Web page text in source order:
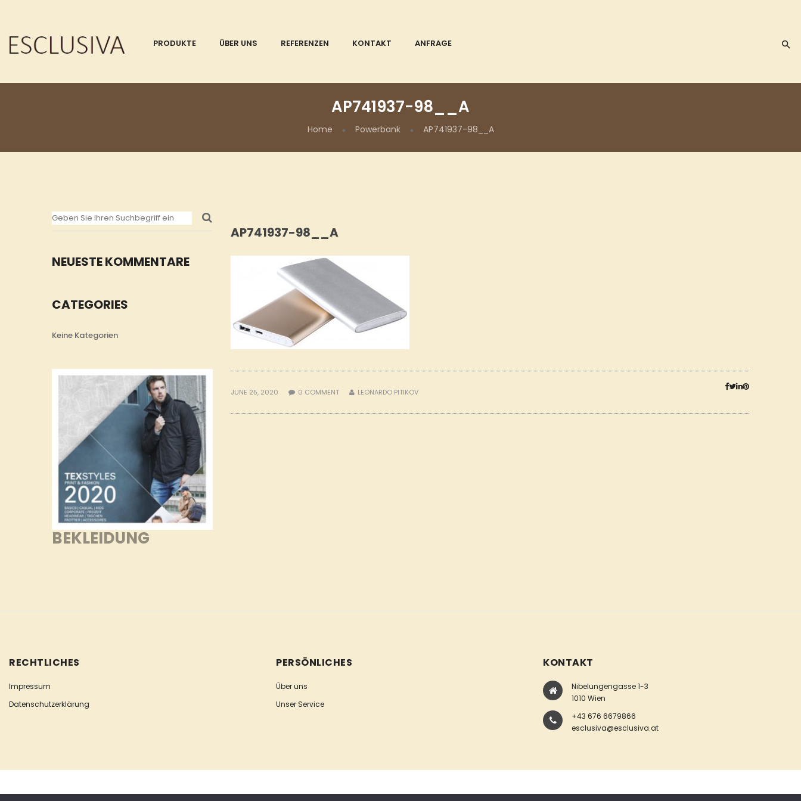
PRODUKTE ÜBER UNS REFERENZEN KONTAKT ANFRAGE
AP741937-98__A
Home Powerbank AP741937-98__A
NEUESTE KOMMENTARE
CATEGORIES
Keine Kategorien
BEKLEIDUNG
AP741937-98__A
JUNE 25, 2020 0 COMMENT LEONARDO PITIKOV
RECHTLICHES
Impressum
Datenschutzerklärung
PERSÖNLICHES
Über uns
Unser Service
KONTAKT
Nibelungengasse 1-3
1010 Wien
+43 676 6679866
esclusiva@esclusiva.at